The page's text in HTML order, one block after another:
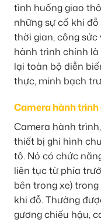
tình huống giao
những sự cố khi
thời gian, công sức
hành trình chính
lại toàn bộ diễn
thực, minh bạch
Camera hành trình
Camera hành
thiết bị ghi hình
tô. Nó có chức
liên tục từ phía
bên trong xe)
khi đỗ. Thường
gương chiếu hậu,